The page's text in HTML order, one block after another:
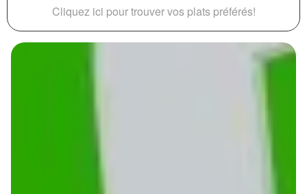
Cliquez ici pour trouver vos plats préférés!